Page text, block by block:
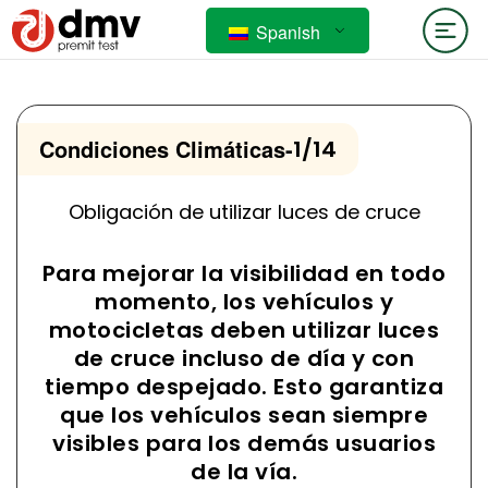
Spanish
Condiciones Climáticas-1/14
Obligación de utilizar luces de cruce
Para mejorar la visibilidad en todo
momento, los vehículos y
motocicletas deben utilizar luces
de cruce incluso de día y con
tiempo despejado. Esto garantiza
que los vehículos sean siempre
visibles para los demás usuarios
de la vía.